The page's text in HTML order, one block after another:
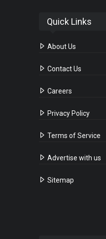
Quick Links
About Us
Contact Us
Careers
Privacy Policy
Terms of Service
Advertise with us
Sitemap